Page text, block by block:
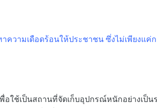
ความเดือดร้อนให้ประชาชน ซึ่งไม่เพียงแค่
ช้เป็นสถานที่จัดเก็บอุปกรณ์หนักอย่างเป็น